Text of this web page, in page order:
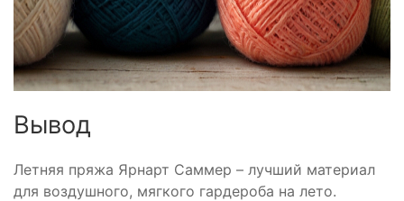
Вывод
Летняя пряжа Ярнарт Саммер – лучший материал
для воздушного, мягкого гардероба на лето.